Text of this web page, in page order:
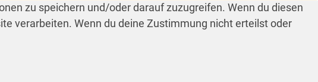
zu speichern und/oder darauf zuzugreifen. Wenn du diesen
verarbeiten. Wenn du deine Zustimmung nicht erteilst oder